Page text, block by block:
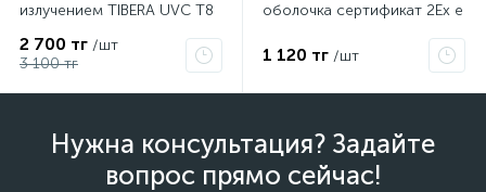
излучением TIBERA UVC T8
2 700 тг /шт
3 100 тг
оболочка сертификат 2Ex e
PHC-30
1 120 тг /шт
Нужна консультация? Задайте
вопрос прямо сейчас!